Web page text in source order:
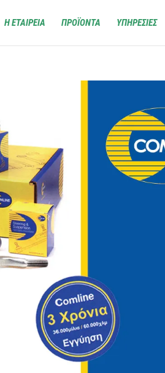
Η ΕΤΑΙΡΕΙΑ ΠΡΟΪΟΝΤΑ ΥΠΗΡΕΣΙΕΣ